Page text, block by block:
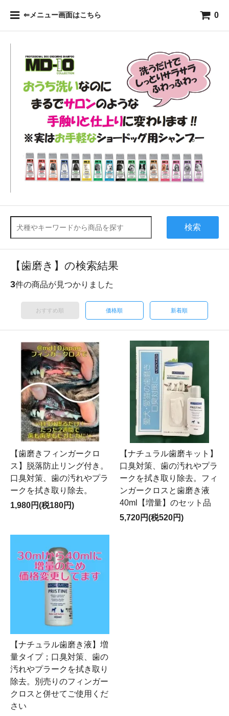
⇐メニュー画面はこちら 0
検索
【歯磨き】の検索結果
3件の商品が見つかりました
おすすめ順 価格順 新着順
【歯磨きフィンガークロ
ス】脱落防止リング付き。
口臭対策、歯の汚れやプラ
ークを拭き取り除去。
1,980円(税180円)
【ナチュラル歯磨キット】
口臭対策、歯の汚れやプラ
ークを拭き取り除去。フィ
ンガークロスと歯磨き液
40ml【増量】のセット品
5,720円(税520円)
【ナチュラル歯磨き液】増
量タイプ；口臭対策、歯の
汚れやプラークを拭き取り
除去。別売りのフィンガー
クロスと併せてご使用くだ
さい